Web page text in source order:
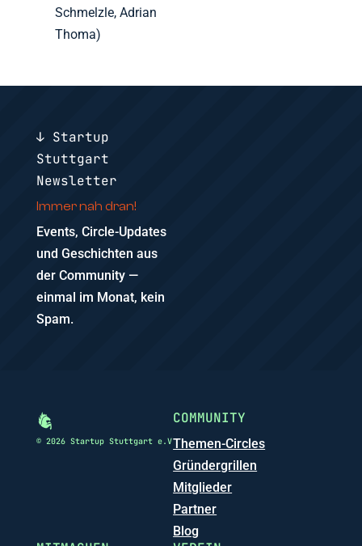
Schmelzle, Adrian
Thoma)
↓ Startup
Stuttgart
Newsletter
Immer nah dran!
Events, Circle-Updates
und Geschichten aus
der Community —
einmal im Monat, kein
Spam.
© 2026 Startup Stuttgart e.V
COMMUNITY
Themen-Circles
Gründergrillen
Mitglieder
Partner
Blog